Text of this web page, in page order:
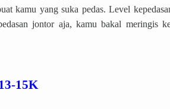
kamu yang suka pedas. Level
jontor aja, kamu bakal meringis
15K